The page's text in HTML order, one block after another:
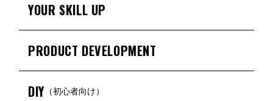
YOUR SKILL UP
PRODUCT DEVELOPMENT
DIY （初心者向け）